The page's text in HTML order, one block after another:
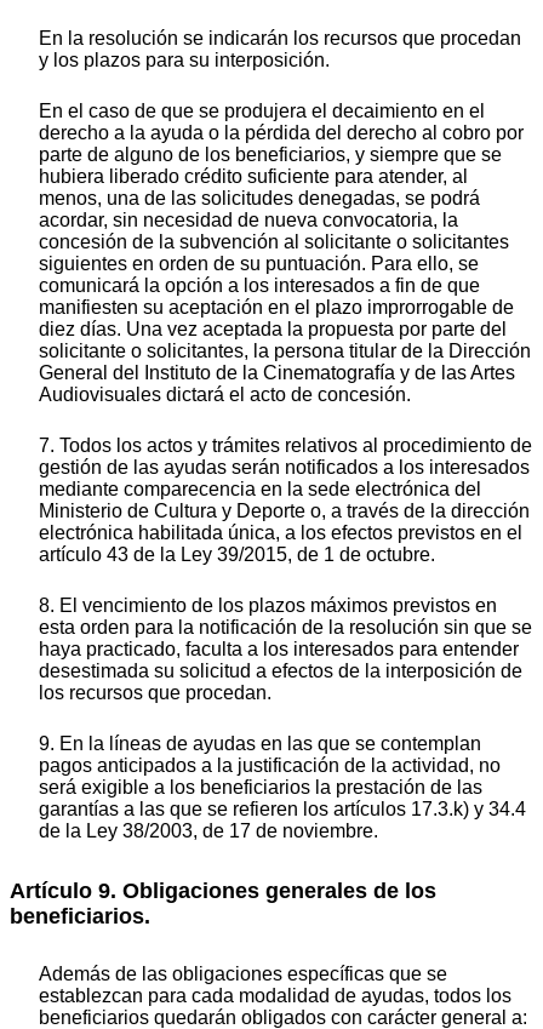
En la resolución se indicarán los recursos que procedan
y los plazos para su interposición.
En el caso de que se produjera el decaimiento en el
derecho a la ayuda o la pérdida del derecho al cobro por
parte de alguno de los beneficiarios, y siempre que se
hubiera liberado crédito suficiente para atender, al
menos, una de las solicitudes denegadas, se podrá
acordar, sin necesidad de nueva convocatoria, la
concesión de la subvención al solicitante o solicitantes
siguientes en orden de su puntuación. Para ello, se
comunicará la opción a los interesados a fin de que
manifiesten su aceptación en el plazo improrrogable de
diez días. Una vez aceptada la propuesta por parte del
solicitante o solicitantes, la persona titular de la Dirección
General del Instituto de la Cinematografía y de las Artes
Audiovisuales dictará el acto de concesión.
7. Todos los actos y trámites relativos al procedimiento de
gestión de las ayudas serán notificados a los interesados
mediante comparecencia en la sede electrónica del
Ministerio de Cultura y Deporte o, a través de la dirección
electrónica habilitada única, a los efectos previstos en el
artículo 43 de la Ley 39/2015, de 1 de octubre.
8. El vencimiento de los plazos máximos previstos en
esta orden para la notificación de la resolución sin que se
haya practicado, faculta a los interesados para entender
desestimada su solicitud a efectos de la interposición de
los recursos que procedan.
9. En la líneas de ayudas en las que se contemplan
pagos anticipados a la justificación de la actividad, no
será exigible a los beneficiarios la prestación de las
garantías a las que se refieren los artículos 17.3.k) y 34.4
de la Ley 38/2003, de 17 de noviembre.
Artículo 9. Obligaciones generales de los
beneficiarios.
Además de las obligaciones específicas que se
establezcan para cada modalidad de ayudas, todos los
beneficiarios quedarán obligados con carácter general a: